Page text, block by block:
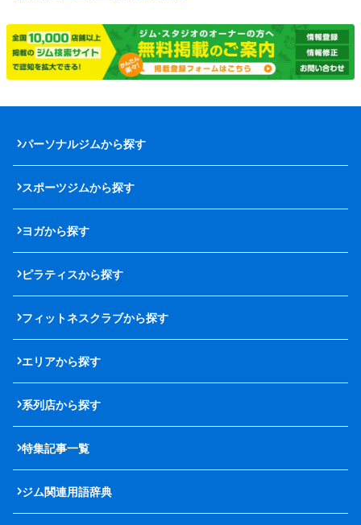
パーソナルジムから探す
スポーツジムから探す
ヨガから探す
ピラティスから探す
フィットネスクラブから探す
エリアから探す
系列店から探す
特集記事一覧
ジム関連用語辞典